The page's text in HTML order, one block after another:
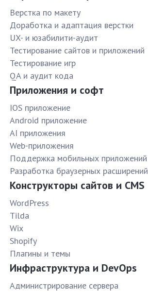
Верстка по макету
Доработка и адаптация верстки
UX- и юзабилити-аудит
Тестирование сайтов и приложений
Тестирование игр
QA и аудит кода
Приложения и софт
IOS приложение
Android приложение
AI приложения
Web-приложения
Поддержка мобильных приложений
Разработка браузерных расширений
Конструкторы сайтов и CMS
WordPress
Tilda
Wix
Shopify
Плагины и темы
Инфраструктура и DevOps
Администрирование сервера